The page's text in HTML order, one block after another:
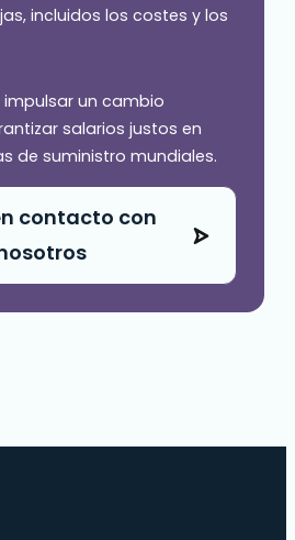
incluidos los costes y los
un cambio
salarios justos en
de suministro mundiales.
contacto con